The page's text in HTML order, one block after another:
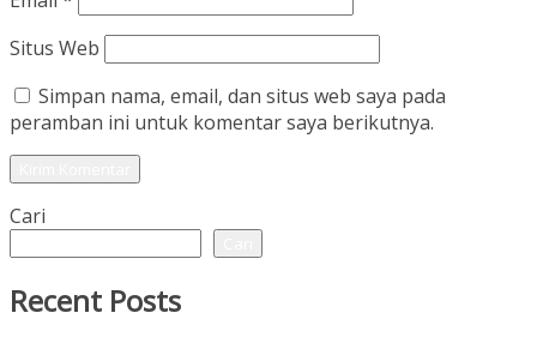
Situs Web
Simpan nama, email, dan situs web saya pada
peramban ini untuk komentar saya berikutnya.
Cari
Recent Posts